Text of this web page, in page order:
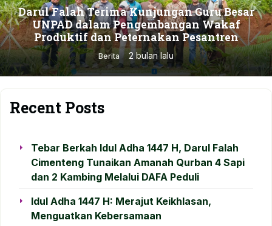
Darul Falah Terima Kunjungan Guru Besar
UNPAD dalam Pengembangan Wakaf
Produktif dan Peternakan Pesantren
Berita 2 bulan lalu
Recent Posts
Tebar Berkah Idul Adha 1447 H, Darul Falah
Cimenteng Tunaikan Amanah Qurban 4 Sapi
dan 2 Kambing Melalui DAFA Peduli
Idul Adha 1447 H: Merajut Keikhlasan,
Menguatkan Kebersamaan